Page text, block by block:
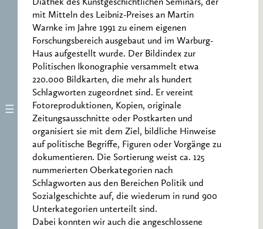
Diathek des Kunstgeschichtlichen Seminars, der
mit Mitteln des Leibniz-Preises an Martin
Warnke im Jahre 1991 zu einem eigenen
Forschungsbereich ausgebaut und im Warburg-
Haus aufgestellt wurde. Der Bildindex zur
Politischen Ikonographie versammelt etwa
220.000 Bildkarten, die mehr als hundert
Schlagworten zugeordnet sind. Er vereint
Fotoreproduktionen, Kopien, originale
Zeitungsausschnitte oder Postkarten und
organisiert sie mit dem Ziel, bildliche Hinweise
auf politische Begriffe, Figuren oder Vorgänge zu
dokumentieren. Die Sortierung weist ca. 125
nummerierten Oberkategorien nach
Schlagworten aus den Bereichen Politik und
Sozialgeschichte auf, die wiederum in rund 900
Unterkategorien unterteilt sind.
Dabei konnten wir auch die angeschlossene